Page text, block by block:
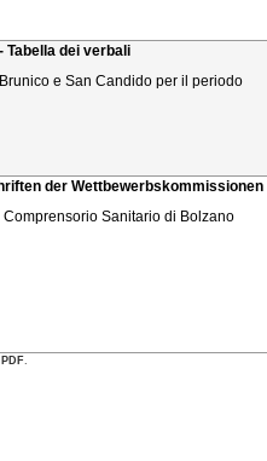
.
Tabella dei verbali
e San Candido per il periodo
der Wettbewerbskommissionen
Sanitario di Bolzano